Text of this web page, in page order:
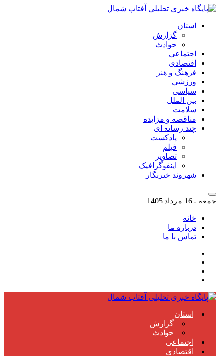
استان
گزارش
حوادث
اجتماعی
اقتصادی
فرهنگ و هنر
ورزشی
سیاسی
بین الملل
سلامت
مناقصه و مزایده
چند رسانه ای
پادکست
فیلم
تصاویر
اینفوگرافیک
شهروند خبرنگار
جمعه - 16 مرداد 1405
خانه
درباره ما
تماس با ما
استان
گزارش
حوادث
اجتماعی
اقتصادی